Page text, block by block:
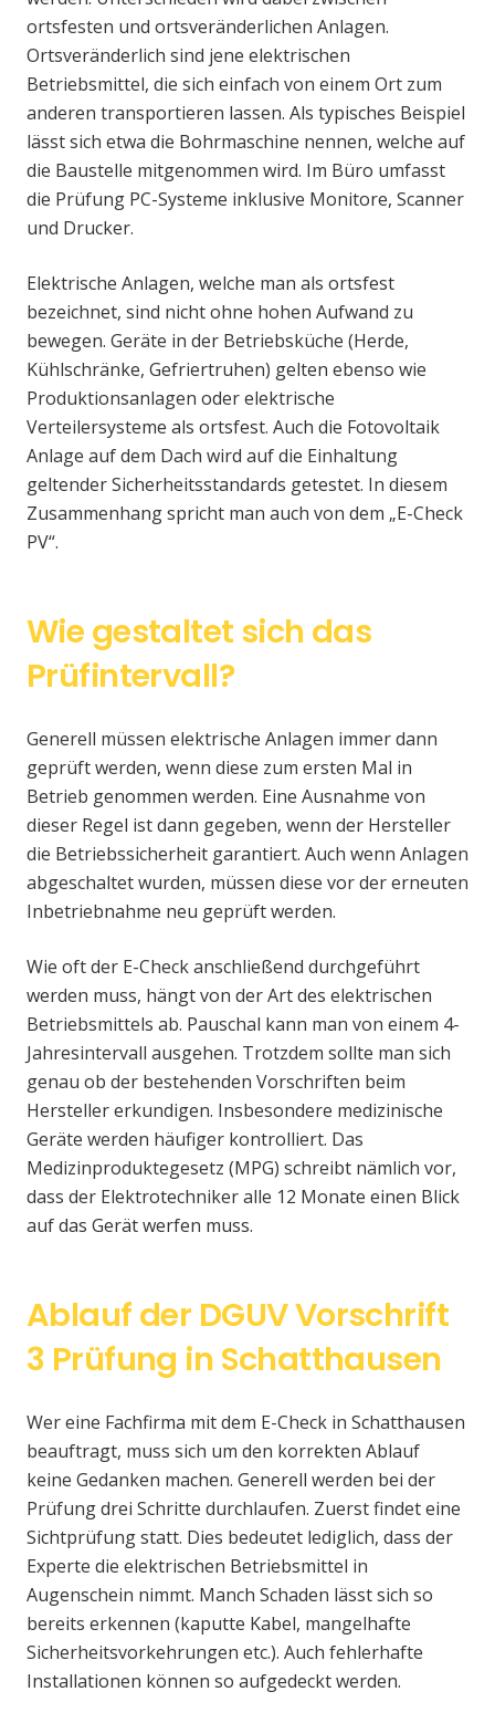
ortsfesten und ortsveränderlichen Anlagen.
Ortsveränderlich sind jene elektrischen
Betriebsmittel, die sich einfach von einem Ort zum
anderen transportieren lassen. Als typisches Beispiel
lässt sich etwa die Bohrmaschine nennen, welche auf
die Baustelle mitgenommen wird. Im Büro umfasst
die Prüfung PC-Systeme inklusive Monitore, Scanner
und Drucker.
Elektrische Anlagen, welche man als ortsfest
bezeichnet, sind nicht ohne hohen Aufwand zu
bewegen. Geräte in der Betriebsküche (Herde,
Kühlschränke, Gefriertruhen) gelten ebenso wie
Produktionsanlagen oder elektrische
Verteilersysteme als ortsfest. Auch die Fotovoltaik
Anlage auf dem Dach wird auf die Einhaltung
geltender Sicherheitsstandards getestet. In diesem
Zusammenhang spricht man auch von dem „E-Check
PV“.
Wie gestaltet sich das
Prüfintervall?
Generell müssen elektrische Anlagen immer dann
geprüft werden, wenn diese zum ersten Mal in
Betrieb genommen werden. Eine Ausnahme von
dieser Regel ist dann gegeben, wenn der Hersteller
die Betriebssicherheit garantiert. Auch wenn Anlagen
abgeschaltet wurden, müssen diese vor der erneuten
Inbetriebnahme neu geprüft werden.
Wie oft der E-Check anschließend durchgeführt
werden muss, hängt von der Art des elektrischen
Betriebsmittels ab. Pauschal kann man von einem 4-
Jahresintervall ausgehen. Trotzdem sollte man sich
genau ob der bestehenden Vorschriften beim
Hersteller erkundigen. Insbesondere medizinische
Geräte werden häufiger kontrolliert. Das
Medizinproduktegesetz (MPG) schreibt nämlich vor,
dass der Elektrotechniker alle 12 Monate einen Blick
auf das Gerät werfen muss.
Ablauf der DGUV Vorschrift
3 Prüfung in Schatthausen
Wer eine Fachfirma mit dem E-Check in Schatthausen
beauftragt, muss sich um den korrekten Ablauf
keine Gedanken machen. Generell werden bei der
Prüfung drei Schritte durchlaufen. Zuerst findet eine
Sichtprüfung statt. Dies bedeutet lediglich, dass der
Experte die elektrischen Betriebsmittel in
Augenschein nimmt. Manch Schaden lässt sich so
bereits erkennen (kaputte Kabel, mangelhafte
Sicherheitsvorkehrungen etc.). Auch fehlerhafte
Installationen können so aufgedeckt werden.